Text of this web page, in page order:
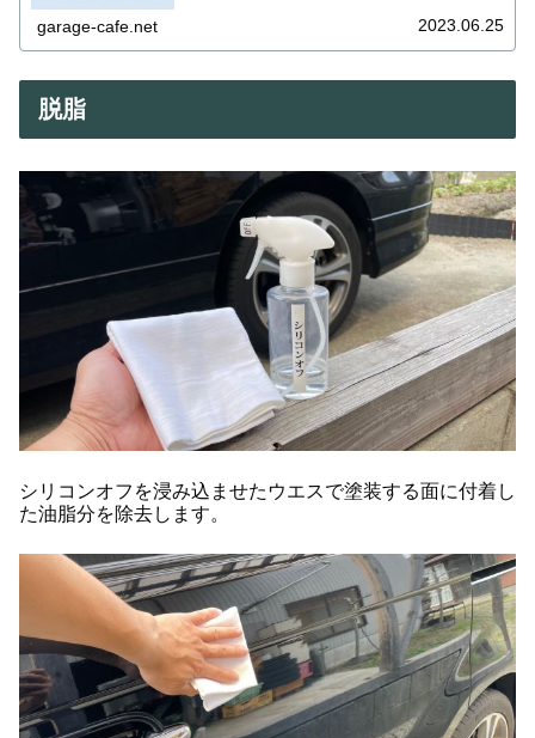
をキレイに見せるコツは見切り際をスッキリと仕上げる事
garage-cafe.net 2023.06.25
脱脂
シリコンオフを浸み込ませたウエスで塗装する面に付着し
た油脂分を除去します。